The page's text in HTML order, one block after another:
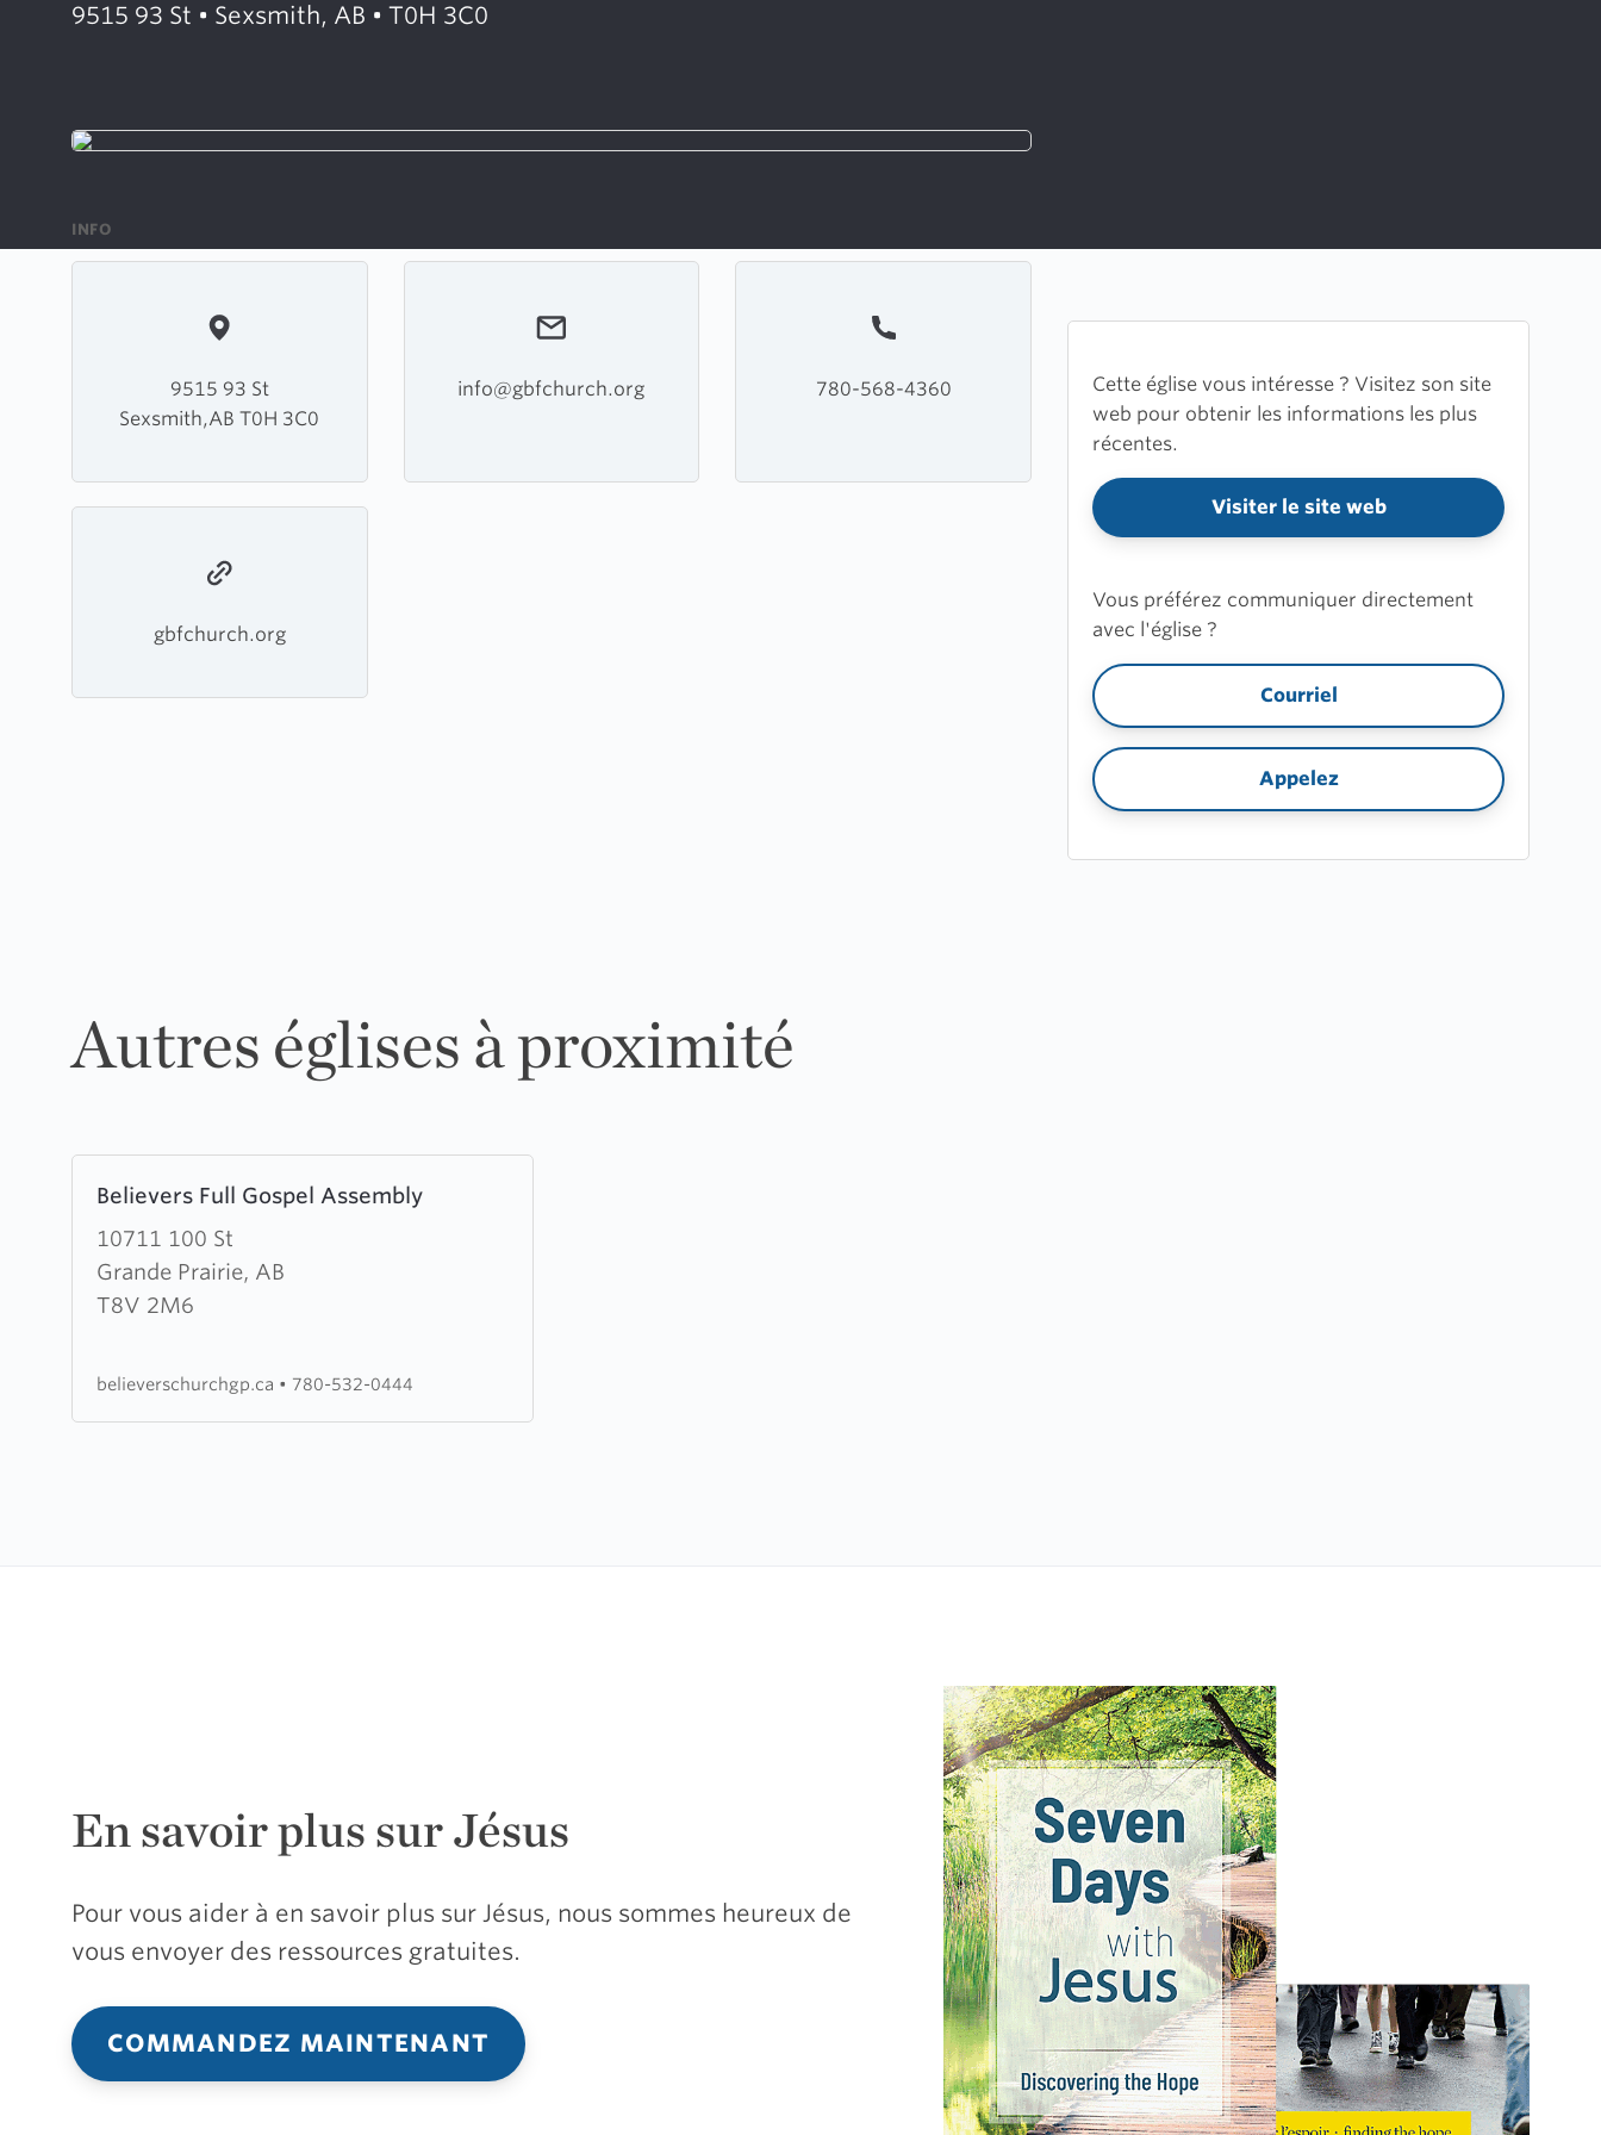
9515 93 St • Sexsmith, AB • T0H 3C0
INFO
9515 93 St
Sexsmith,AB T0H 3C0
info@gbfchurch.org 780-568-4360
gbfchurch.org
Cette église vous intéresse ? Visitez son site
web pour obtenir les informations les plus
récentes.
Visiter le site web
Vous préférez communiquer directement
avec l'église ?
Courriel
Appelez
Autres églises à proximité
Believers Full Gospel Assembly
10711 100 St
Grande Prairie, AB
T8V 2M6
more
about
Believers
Full
Assembly
believerschurchgp.ca • 780-532-0444
En savoir plus sur Jésus
Pour vous aider à en savoir plus sur Jésus, nous sommes heureux de
vous envoyer des ressources gratuites.
COMMANDEZ MAINTENANT